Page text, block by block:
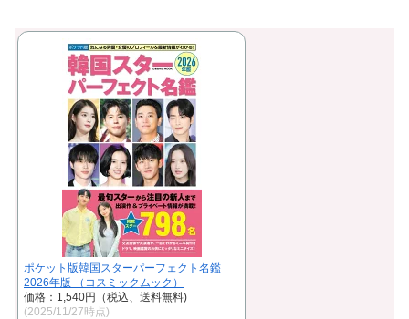
ポケット版韓国スターパーフェクト名鑑
2026年版 （コスミックムック）
価格：1,540円（税込、送料無料)
(2025/11/27時点)